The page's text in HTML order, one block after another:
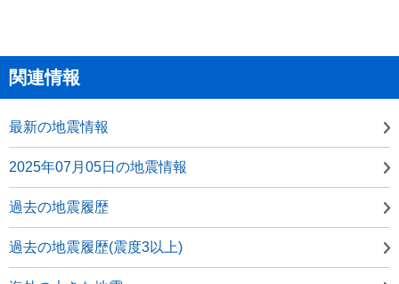
関連情報
最新の地震情報
2025年07月05日の地震情報
過去の地震履歴
過去の地震履歴(震度3以上)